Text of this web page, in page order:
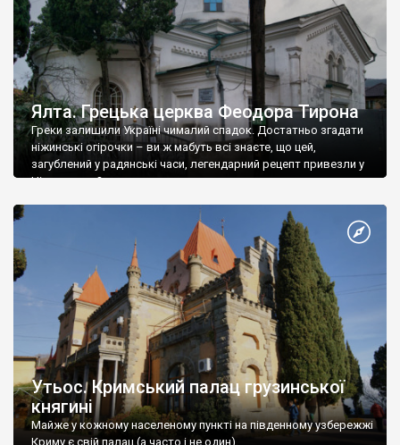
Ялта. Грецька церква Феодора Тирона
Греки залишили Україні чималий спадок. Достатньо згадати
ніжинські огірочки – ви ж мабуть всі знаєте, що цей,
загублений у радянські часи, легендарний рецепт привезли у
Ніжин греки?
Утьос. Кримський палац грузинської
княгині
Майже у кожному населеному пункті на південному узбережжі
Криму є свій палац (а часто і не один).